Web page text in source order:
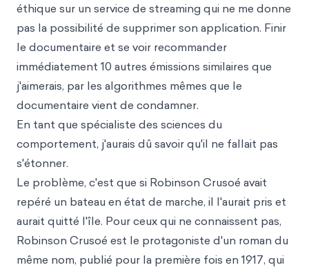
éthique sur un service de streaming qui ne me donne
pas la possibilité de supprimer son application. Finir
le documentaire et se voir recommander
immédiatement 10 autres émissions similaires que
j'aimerais, par les algorithmes mêmes que le
documentaire vient de condamner.
En tant que spécialiste des sciences du
comportement, j'aurais dû savoir qu'il ne fallait pas
s'étonner.
Le problème, c'est que si Robinson Crusoé avait
repéré un bateau en état de marche, il l'aurait pris et
aurait quitté l'île. Pour ceux qui ne connaissent pas,
Robinson Crusoé est le protagoniste d'un roman du
même nom, publié pour la première fois en 1917, qui